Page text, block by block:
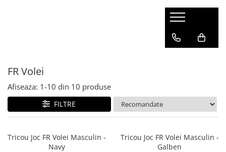
FR Volei
Afiseaza: 1-10 din 10 produse
FILTRE
Tricou Joc FR Volei Masculin -
Navy
Tricou Joc FR Volei Masculin -
Galben